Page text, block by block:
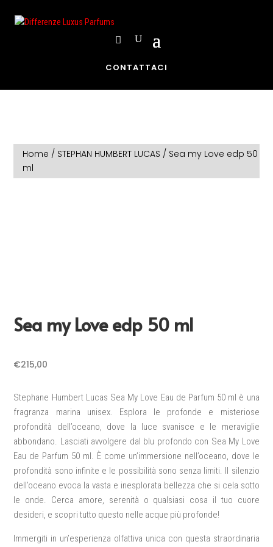
CONTATTACI
Home / STEPHAN HUMBERT LUCAS / Sea my Love edp 50
ml
Sea my Love edp 50 ml
€215,00
Stephane Humbert Lucas Sea My Love Eau de Parfum 50 ml è una
fragranza marina unisex. Esplora le profonde e misteriose
profondità dell’oceano, dove la luce svanisce e le meraviglie
abbondano. Lasciati avvolgere dal blu profondo con Sea My Love
Eau de Parfum 50 ml. È come un’immersione nell’oceano, dove le
profondità sono infinite e le possibilità sono senza limiti. Il silenzio
dell’oceano evoca la vasta e inesplorata bellezza che si cela sotto
le onde. Cerca amore, serenità o qualsiasi cosa il tuo cuore
desideri, e scopri tutto questo nelle acque più profonde!
Immergiti in un’esperienza olfattiva unica con questa straordinaria